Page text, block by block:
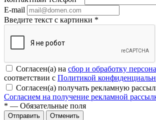
E-mail
Введите текст с картинки *
Согласен(а) на сбор и обработку
соответствии с Политикой
Согласен(а) получать рекламную
Согласием на получение рекламной
* — Обязательные поля
Отменить